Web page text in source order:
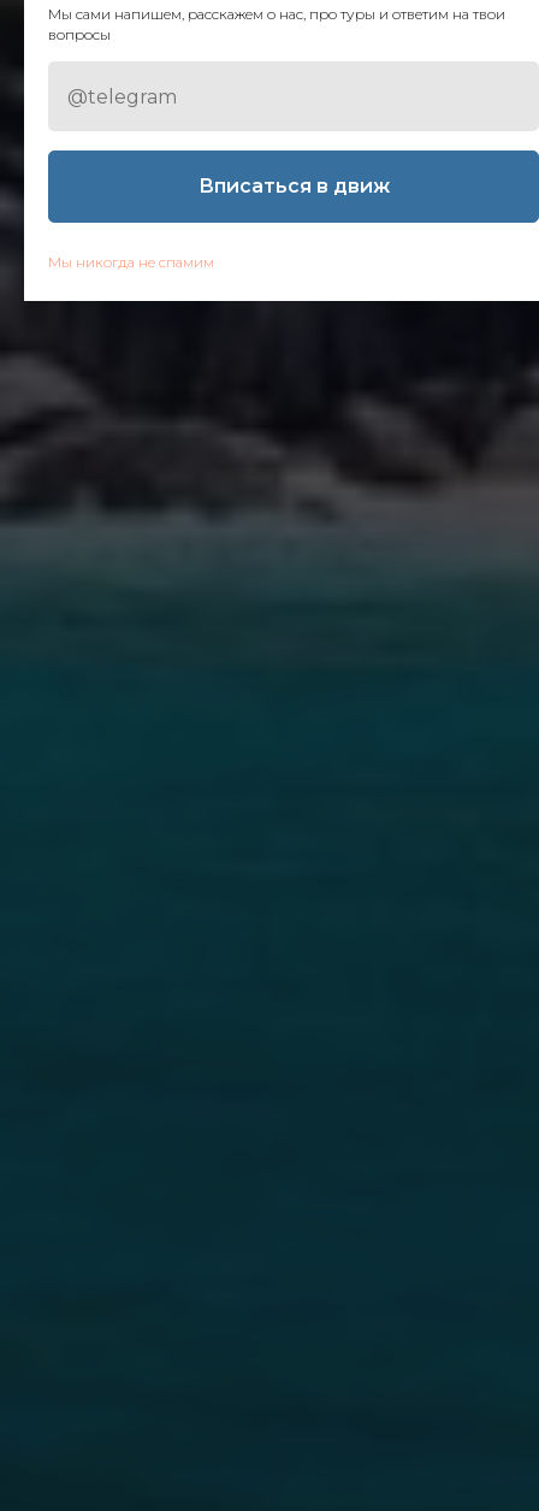
Мы сами напишем, расскажем о нас, про туры и ответим на твои
вопросы
Вписаться в движ
Мы никогда не спамим